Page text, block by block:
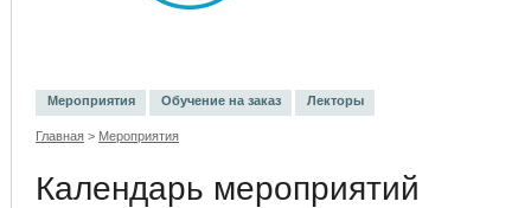
Мероприятия Обучение на заказ Лекторы
Главная > Мероприятия
Календарь мероприятий